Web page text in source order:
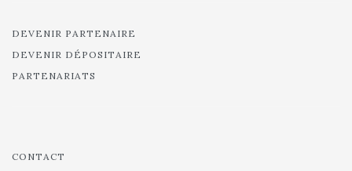
DEVENIR PARTENAIRE
DEVENIR DÉPOSITAIRE
PARTENARIATS
CONTACT